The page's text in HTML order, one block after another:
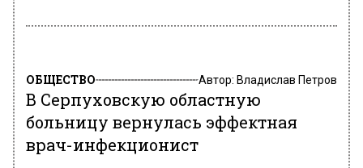
ОБЩЕСТВО Автор: Владислав Петров
В Серпуховскую областную
больницу вернулась эффектная
врач-инфекционист